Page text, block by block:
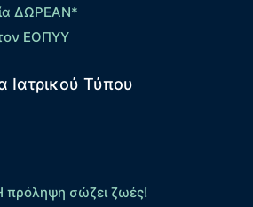
ΔΩΡΕΑΝ*
ΕΟΠΥΥ
Ιατρικού Τύπου
πρόληψη σώζει ζωές!